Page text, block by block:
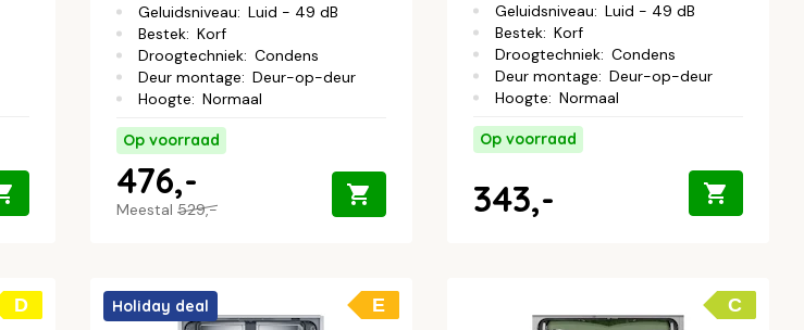
Geluidsniveau: Luid - 49 dB
Bestek: Korf
Droogtechniek: Condens
Deur montage: Deur-op-deur
Hoogte: Normaal
Op voorraad
Meestal 529,-
476,-
Geluidsniveau: Luid - 49 dB
Bestek: Korf
Droogtechniek: Condens
Deur montage: Deur-op-deur
Hoogte: Normaal
Op voorraad
343,-
D E
Holiday deal C